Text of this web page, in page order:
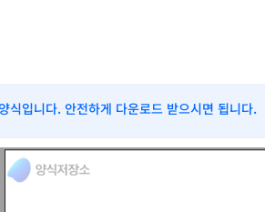
식입니다. 안전하게 다운로드 받으시면 됩니다.